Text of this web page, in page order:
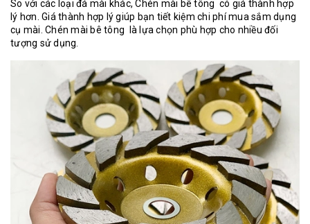
So với các loại đá mài khác, Chén mài bê tông có giá thành hợp
lý hơn. Giá thành hợp lý giúp bạn tiết kiệm chi phí mua sắm dụng
cụ mài. Chén mài bê tông là lựa chọn phù hợp cho nhiều đối
tượng sử dụng.